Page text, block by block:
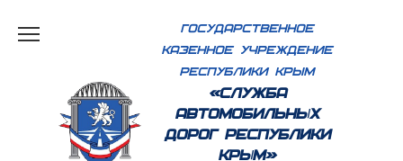
ГОСУДАРСТВЕННОЕ
КАЗЕННОЕ УЧРЕЖДЕНИЕ
РЕСПУБЛИКИ КРЫМ
«СЛУЖБА
АВТОМОБИЛЬНЫХ
ДОРОГ РЕСПУБЛИКИ
КРЫМ»